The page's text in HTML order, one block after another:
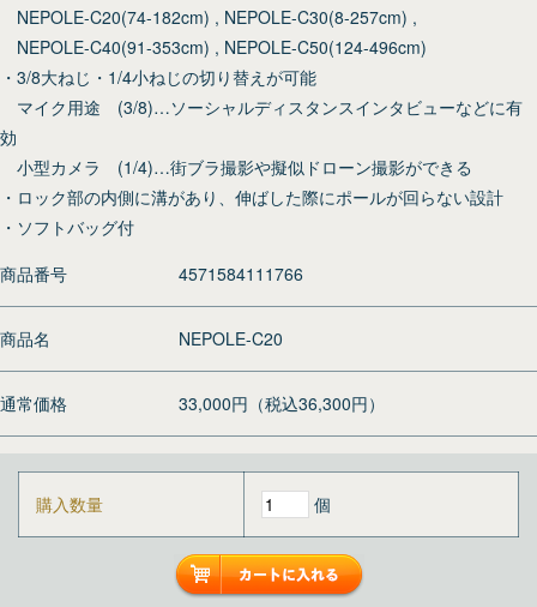
NEPOLE-C20(74-182cm) , NEPOLE-C30(8-257cm) ,
NEPOLE-C40(91-353cm) , NEPOLE-C50(124-496cm)
・3/8大ねじ・1/4小ねじの切り替えが可能
マイク用途 (3/8)…ソーシャルディスタンスインタビューなどに有
効
小型カメラ (1/4)…街ブラ撮影や擬似ドローン撮影ができる
・ロック部の内側に溝があり、伸ばした際にポールが回らない設計
・ソフトバッグ付
商品番号
4571584111766
商品名 NEPOLE-C20
通常価格 33,000円（税込36,300円）
購入数量 個